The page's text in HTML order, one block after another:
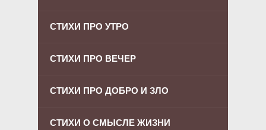
СТИХИ ПРО УТРО
СТИХИ ПРО ВЕЧЕР
СТИХИ ПРО ДОБРО И ЗЛО
СТИХИ О СМЫСЛЕ ЖИЗНИ